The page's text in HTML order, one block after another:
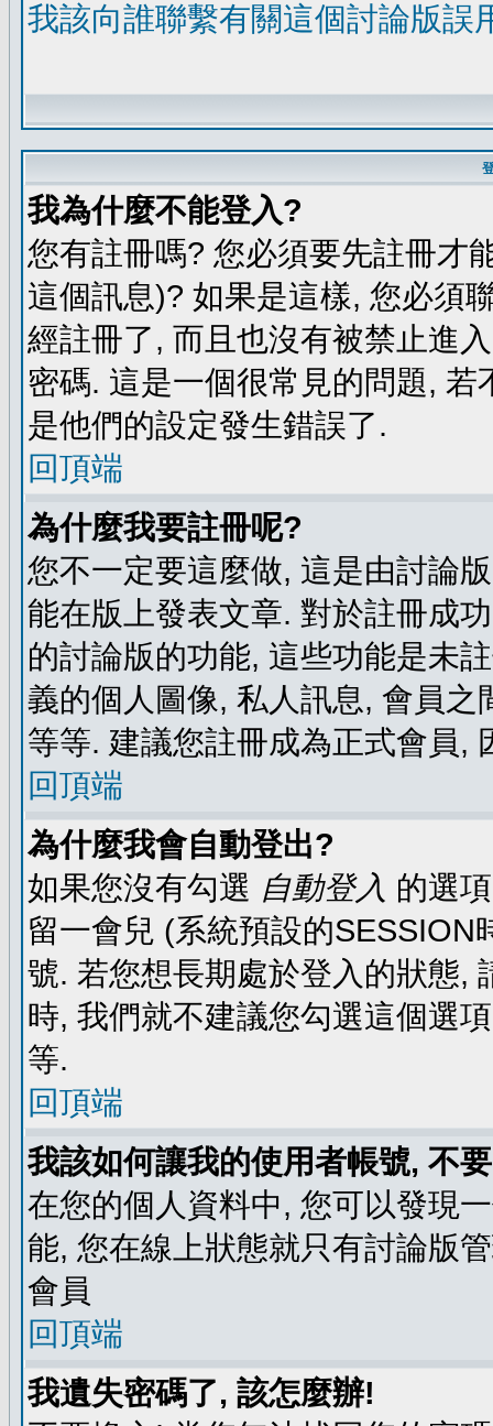
我該向誰聯繫有關這個討論版誤
我為什麼不能登入?
您有註冊嗎? 您必須要先註冊才
這個訊息)? 如果是這樣, 您必須
經註冊了, 而且也沒有被禁止進
密碼. 這是一個很常見的問題,
是他們的設定發生錯誤了.
回頂端
為什麼我要註冊呢?
您不一定要這麼做, 這是由討論
能在版上發表文章. 對於註冊成
的討論版的功能, 這些功能是未
義的個人圖像, 私人訊息, 會員
等等. 建議您註冊成為正式會員,
回頂端
為什麼我會自動登出?
如果您沒有勾選 自動登入 的選
留一會兒 (系統預設的
號. 若您想長期處於登入的狀態,
時, 我們就不建議您勾選這個選
等.
回頂端
我該如何讓我的使用者帳號, 不
在您的個人資料中, 您可以發現
能, 您在線上狀態就只有討論版
會員
回頂端
我遺失密碼了, 該怎麼辦!